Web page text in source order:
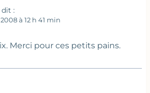
dit :
à 12 h 41 min
Merci pour ces petits pains.